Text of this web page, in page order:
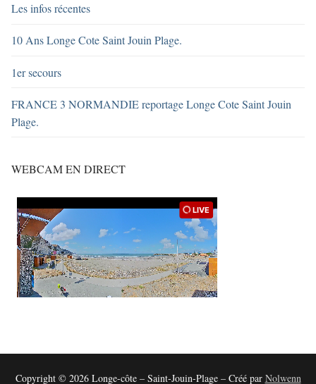
Les infos récentes
10 Ans Longe Cote Saint Jouin Plage.
1er secours
FRANCE 3 NORMANDIE reportage Longe Cote Saint Jouin
Plage.
WEBCAM EN DIRECT
Copyright © 2026 Longe-côte – Saint-Jouin-Plage – Créé par Nolwenn